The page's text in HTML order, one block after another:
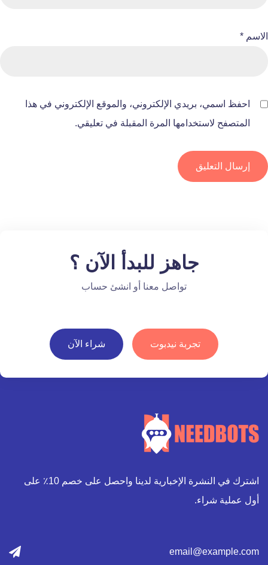
الاسم *
احفظ اسمي، بريدي الإلكتروني، والموقع الإلكتروني في هذا
المتصفح لاستخدامها المرة المقبلة في تعليقي.
جاهز للبدأ الآن ؟
تواصل معنا أو انشئ حساب
تجربة نيدبوت شراء الآن
اشترك في النشرة الإخبارية لدينا واحصل على خصم 10٪ على
أول عملية شراء.